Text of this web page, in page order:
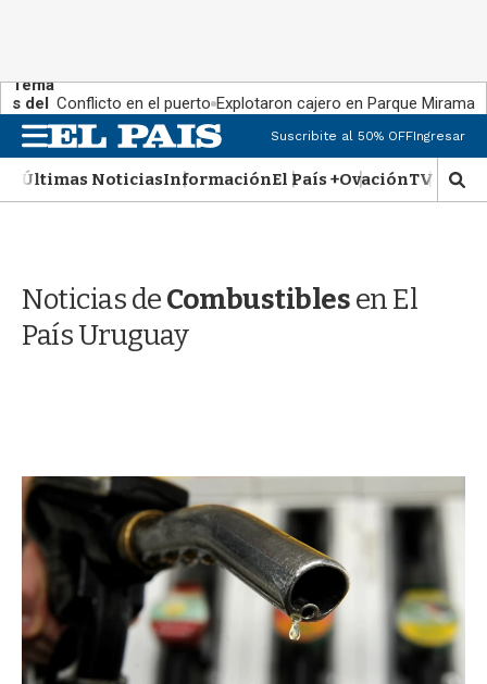
Tema
s del
día:
Conflicto en el puerto Explotaron cajero en Parque Miramar
M
e
n
u
Suscribite al 50% OFFIngresar
Últimas NoticiasInformaciónEl País +OvaciónTV Show
M
o
d
a
Noticias deCombustiblesen El
País Uruguay